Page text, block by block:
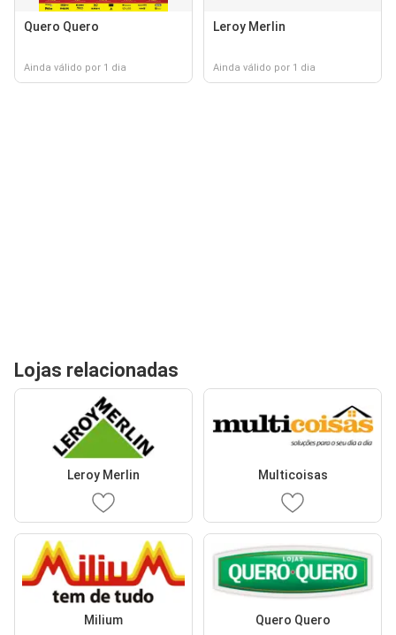
Quero Quero
Ainda válido por 1 dia
Leroy Merlin
Ainda válido por 1 dia
Lojas relacionadas
Leroy Merlin Multicoisas
Milium Quero Quero